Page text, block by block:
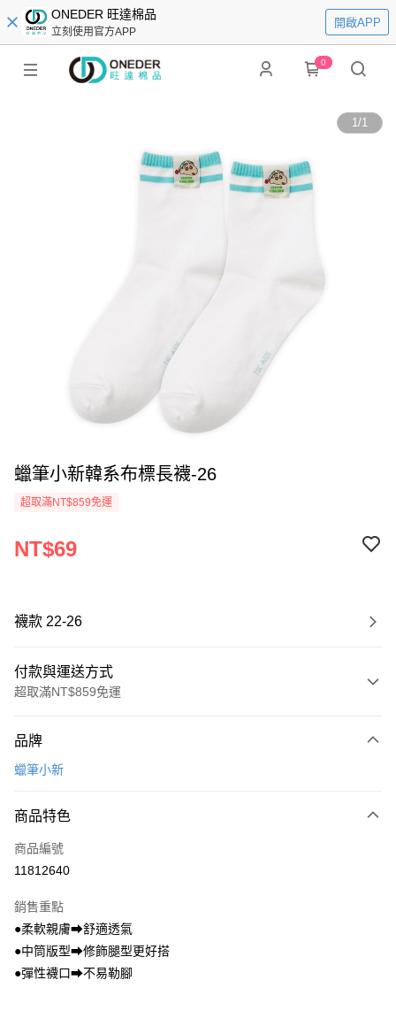
ONEDER 旺達棉品
立刻使用官方APP
開啟APP
0
1/1
蠟筆小新韓系布標長襪-26
超取滿NT$859免運
NT$69
襪款 22-26
付款與運送方式
超取滿NT$859免運
信用卡一次付款
LINE Pay
Apple Pay
全盈+PAY
ATM付款
品牌
蠟筆小新
商品特色
商品編號
11812640
銷售重點
●柔軟親膚⮕舒適透氣
●中筒版型⮕修飾腿型更好搭
●彈性襪口⮕不易勒腳